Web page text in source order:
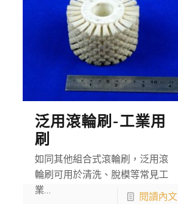
泛用滾輪刷-工業用
刷
如同其他組合式滾輪刷，泛用滾
輪刷可用於清洗、脫模等常見工
業…
閱讀內文